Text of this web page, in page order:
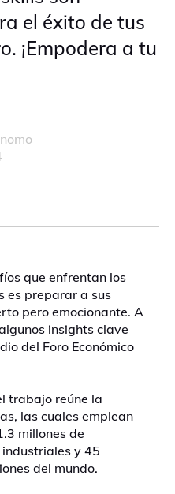
el éxito de tus
¡Empodera a tu
que enfrentan los
es preparar a sus
pero emocionante. A
insights clave
del Foro Económico
trabajo reúne la
las cuales emplean
millones de
y 45
del mundo.